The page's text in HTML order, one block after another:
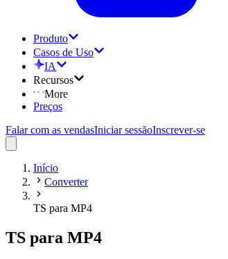
Produto
Casos de Uso
IA
Recursos
More
Preços
Falar com as vendasIniciar sessãoInscrever-se
Início
Converter
TS para MP4
TS para MP4